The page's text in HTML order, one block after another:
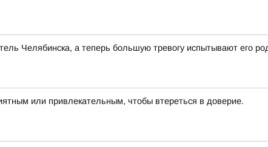
Челябинска, а теперь большую тревогу испытывают его
или привлекательным, чтобы втереться в доверие.